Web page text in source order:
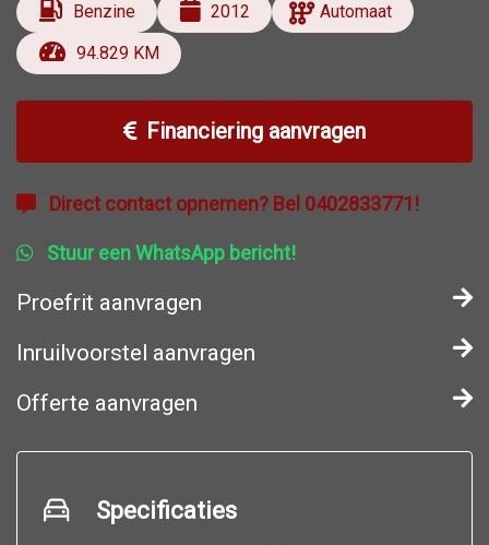
Benzine 2012
Automaat
94.829 KM
Financiering aanvragen
Direct contact opnemen? Bel 0402833771!
Stuur een WhatsApp bericht!
Proefrit aanvragen
Inruilvoorstel aanvragen
Offerte aanvragen
Specificaties